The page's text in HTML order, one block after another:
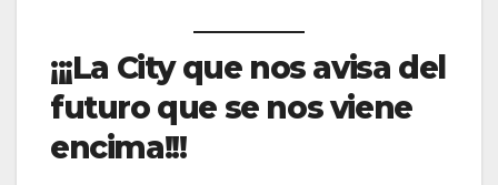
¡¡¡La City que nos avisa del
futuro que se nos viene
encima!!!